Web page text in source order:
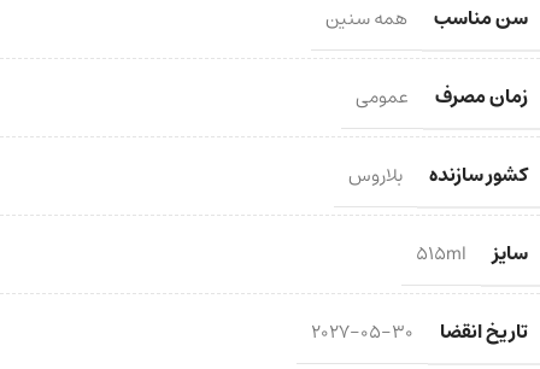
سن مناسب همه سنین
زمان مصرف عمومی
کشور سازنده بلاروس
سایز 515ml
تاریخ انقضا 2027-05-30